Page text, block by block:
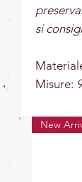
si
Misure:
New